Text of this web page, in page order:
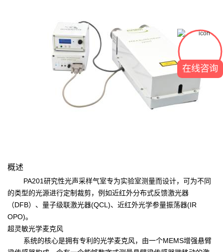
概述
PA201研究性光声采样气室专为实验室测量而设计，可为不同
的类型的光源进行定制裁剪，例如近红外分布式反馈激光器
（DFB）、量子级联激光器(QCL)、近红外光学参量振荡器(IR
OPO)。
超灵敏光学麦克风
系统的核心是拥有专利的光学麦克风，由一个MEMS增强悬臂
在线咨询